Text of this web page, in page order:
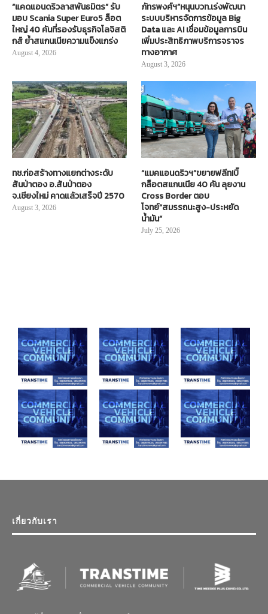
“แคดแอนดริวลาสพันธมิตร” รับ
มอบ Scania Super Euro5 ล็อต
ใหญ่ 40 คันที่รองรับธุรกิจโลจิสติ
กส์ ย้ำสแกนเนียความแข็งแกร่ง
August 4, 2026
ภัทรพงศ์ฯ”หนุนบวท.เร่งพัฒนา
ระบบบริหารจัดการข้อมูล Big
Data และ AI เชื่อมข้อมูลการบิน
เพิ่มประสิทธิภาพบริการจราจร
ทางอากาศ
August 3, 2026
ทช.ก่อสร้างทางแยกต่างระดับ
สันป่าตอง อ.สันป่าตอง
จ.เชียงใหม่ คาดแล้วเสร็จปี 2570
August 3, 2026
“แมคแอนดริวฯ”ขยายฟลีท!บิ๊
กล็อตสแกนเนีย 40 คัน ลุยงาน
Cross Border ตอบ
โจทย์“สมรรถนะสูง-ประหยัด
น้ำมัน”
July 25, 2026
เกี่ยวกับเรา